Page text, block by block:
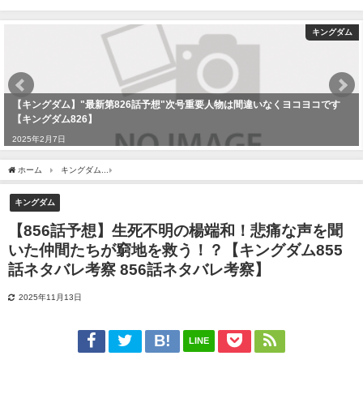
キングダム
【キングダム】"最新第826話予想"次号重要人物は間違いなくヨコヨコです
【キングダム826】
2025年2月7日
ホーム キングダム
キングダム
【856話予想】生死不明の楊端和！悲痛な声を聞
いた仲間たちが窮地を救う！？【キングダム855
話ネタバレ考察 856話ネタバレ考察】
2025年11月13日
LINE